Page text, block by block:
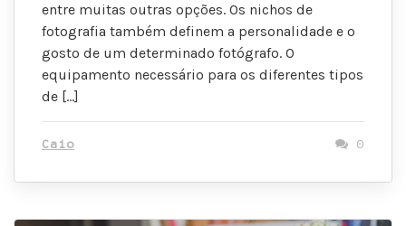
entre muitas outras opções. Os nichos de
fotografia também definem a personalidade e o
gosto de um determinado fotógrafo. O
equipamento necessário para os diferentes tipos
de […]
Caio 0